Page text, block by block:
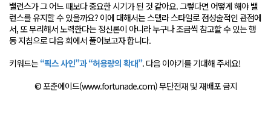
밸런스가 그 어느 때보다 중요한 시기가 된 것 같아요. 그렇다면 어떻게 해야 밸
런스를 유지할 수 있을까요? 이에 대해서는 스텔라 스타일로 점성술적인 관점에
서, 또 무리해서 노력한다는 정신론이 아니라 누구나 조금씩 참고할 수 있는 행
동 지침으로 다음 회에서 풀어보고자 합니다.
키워드는“픽스 사인”과 “허용량의 확대”. 다음 이야기를 기대해 주세요!
© 포춘에이드(www.fortunade.com) 무단전재 및 재배포 금지